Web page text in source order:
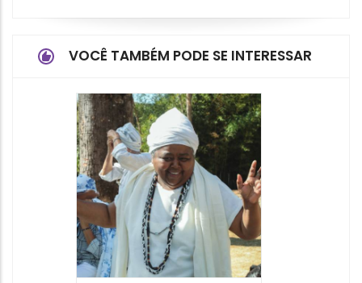
VOCÊ TAMBÉM PODE SE INTERESSAR